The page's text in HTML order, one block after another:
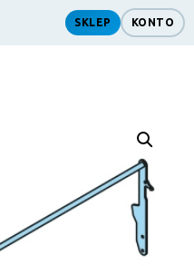
SKLEP KONTO